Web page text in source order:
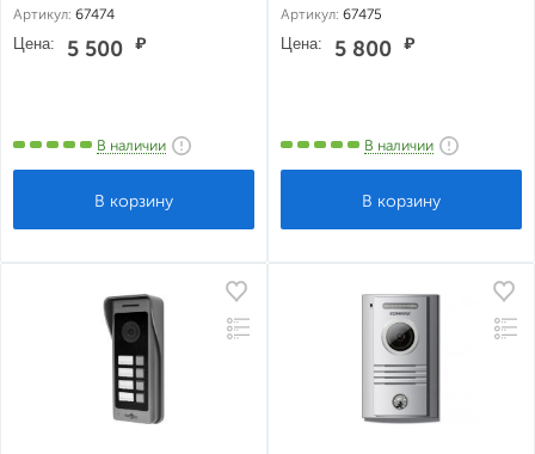
Артикул: 67474
Цена: 5 500 ₽
В наличии
Артикул: 67475
Цена: 5 800 ₽
В наличии